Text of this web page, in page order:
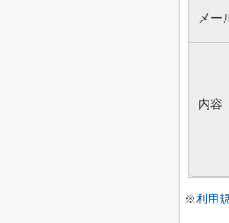
メー
内容
※利用